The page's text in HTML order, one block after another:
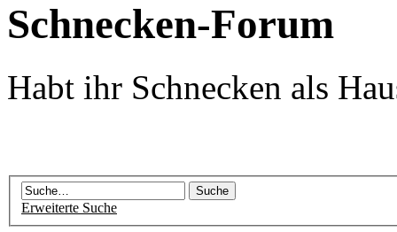
Schnecken-Forum
Habt ihr Schnecken als
Erweiterte Suche